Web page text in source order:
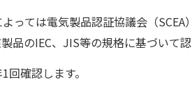
っては電気製品認証協議会（SCEA
のIEC、JIS等の規格に基づいて認
確認します。